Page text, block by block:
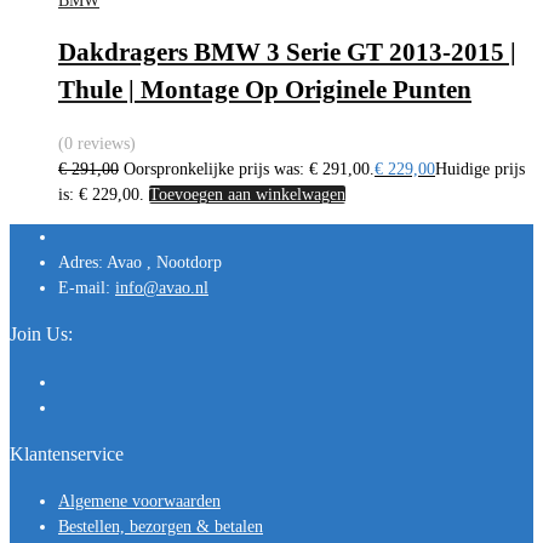
Dakdragers BMW 3 Serie GT 2013-2015 |
Thule | Montage Op Originele Punten
(0 reviews)
€291,00 Oorspronkelijke prijs was: € 291,00. € 229,00Huidige prijs
is: € 229,00. Toevoegen aan winkelwagen
Adres: Avao , Nootdorp
E-mail: info@avao.nl
Join Us:
Klantenservice
Algemene voorwaarden
Bestellen, bezorgen & betalen